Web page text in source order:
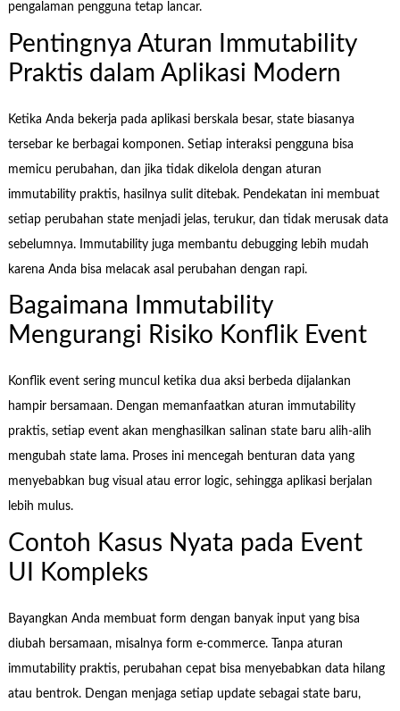
pengalaman pengguna tetap lancar.
Pentingnya Aturan Immutability
Praktis dalam Aplikasi Modern
Ketika Anda bekerja pada aplikasi berskala besar, state biasanya
tersebar ke berbagai komponen. Setiap interaksi pengguna bisa
memicu perubahan, dan jika tidak dikelola dengan aturan
immutability praktis, hasilnya sulit ditebak. Pendekatan ini membuat
setiap perubahan state menjadi jelas, terukur, dan tidak merusak data
sebelumnya. Immutability juga membantu debugging lebih mudah
karena Anda bisa melacak asal perubahan dengan rapi.
Bagaimana Immutability
Mengurangi Risiko Konflik Event
Konflik event sering muncul ketika dua aksi berbeda dijalankan
hampir bersamaan. Dengan memanfaatkan aturan immutability
praktis, setiap event akan menghasilkan salinan state baru alih-alih
mengubah state lama. Proses ini mencegah benturan data yang
menyebabkan bug visual atau error logic, sehingga aplikasi berjalan
lebih mulus.
Contoh Kasus Nyata pada Event
UI Kompleks
Bayangkan Anda membuat form dengan banyak input yang bisa
diubah bersamaan, misalnya form e-commerce. Tanpa aturan
immutability praktis, perubahan cepat bisa menyebabkan data hilang
atau bentrok. Dengan menjaga setiap update sebagai state baru,